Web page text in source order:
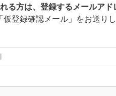
る方は、登録するメールアド
登録確認メール」をお送り